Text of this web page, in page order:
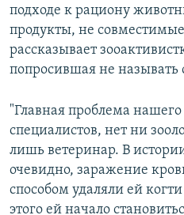
подходе к рациону
продукты, не
рассказывает
попросившая не
"Главная проблема нашего
специалистов, нет ни
лишь ветеринар. В
очевидно, заражение
способом удаляли ей
этого ей начало